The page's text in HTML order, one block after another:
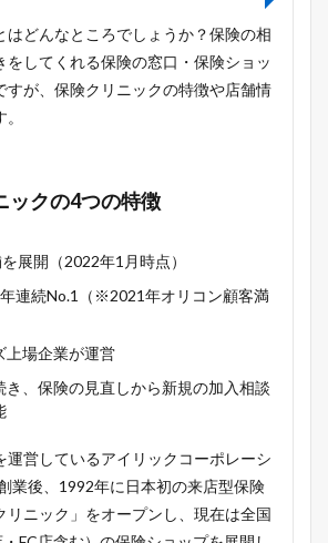
はどんなところでしょうか？保険の相
をしてくれる保険の窓口・保険ショッ
すが、保険クリニックの特徴や店舗情
ックの4つの特徴
展開（2022年1月時点）
連続No.1（※2021年オリコン顧客満
上場企業が運営
き、保険の見直しから新規の加入相談
運営しているアイリックコーポレーシ
業後、1992年に日本初の来店型保険
リニック」をオープンし、現在は全国